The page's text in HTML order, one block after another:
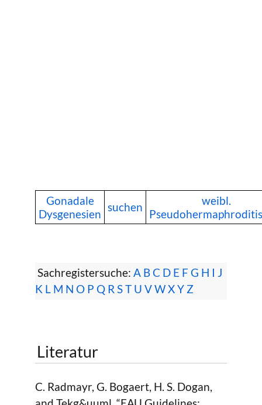
Gonadale
Dysgenesien
suchen
weibl.
Sachregistersuche: A BC D E F G H I J
K L M N O P Q R ST U VWXY Z
Literatur
C. Radmayr, G. Bogaert, H. S. Dogan,